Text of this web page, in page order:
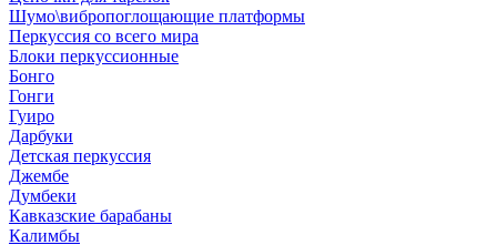
Шумо\вибропоглощающие платформы
Перкуссия со всего мира
Блоки перкуссионные
Бонго
Гонги
Гуиро
Дарбуки
Детская перкуссия
Джембе
Думбеки
Кавказские барабаны
Калимбы